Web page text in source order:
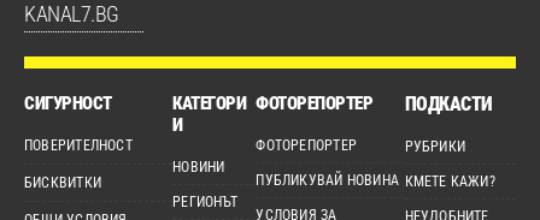
KANAL7.BG
СИГУРНОСТ
ПОВЕРИТЕЛНОСТ
БИСКВИТКИ
КАТЕГОРИ
И
НОВИНИ
РЕГИОНЪТ
ФОТОРЕПОРТЕР
ФОТОРЕПОРТЕР
ПУБЛИКУВАЙ НОВИНА
УСЛОВИЯ ЗА
ПОДКАСТИ
РУБРИКИ
КМЕТЕ КАЖИ?
НЕУДОБНИТЕ